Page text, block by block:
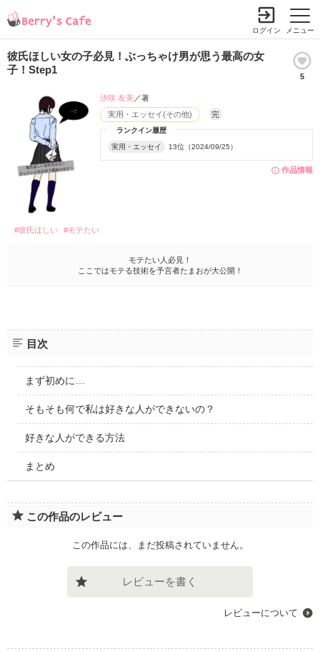
メニュー
ログイン
彼氏ほしい女の子必見！ぶっちゃけ男が思う最高の女
子！Step1
5
作品情報
ランクイン履歴
実用・エッセイ 13位（2024/09/25）
実用・エッセイ(その他) 完
汐咲 友美／著
#彼氏ほしい #モテたい
モテたい人必見！
ここではモテる技術を予言者たまおが大公開！
目次
まず初めに…
そもそも何で私は好きな人ができないの？
好きな人ができる方法
まとめ
この作品のレビュー
この作品には、まだ投稿されていません。
レビューを書く
レビューについて